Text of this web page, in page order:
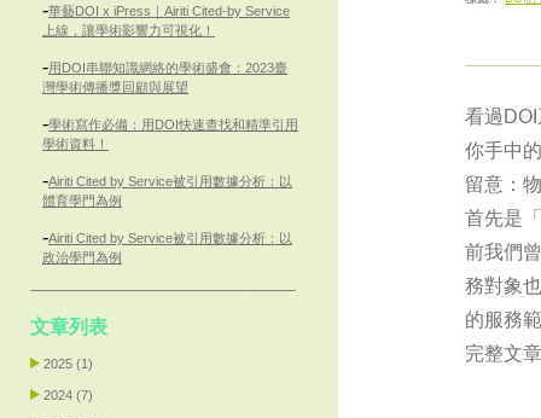
-華藝DOI x iPress｜Airiti Cited-by Service
上線，讓學術影響力可視化！
-用DOI串聯知識網絡的學術盛會：2023臺
灣學術傳播獎回顧與展望
-學術寫作必備：用DOI快速查找和精準引用
學術資料！
-Airiti Cited by Service被引用數據分析：以
體育學門為例
-Airiti Cited by Service被引用數據分析：以
政治學門為例
文章列表
2025 (1)
2024 (7)
看過
你手中
留意：
首先是
前我們
務對象
的服務
完整文